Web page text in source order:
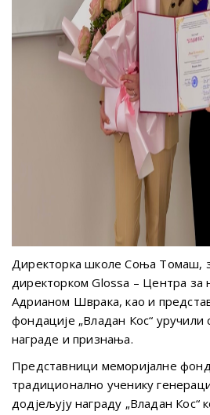
Директорка школе Соња Томаш,
директорком Glossa – Центра за
Адрианом Шврака, као и
фондације „Владан Кос“ уручили
награде и признања.
Представници меморијалне
традиционално ученику
додјељују награду „Владан Кос“